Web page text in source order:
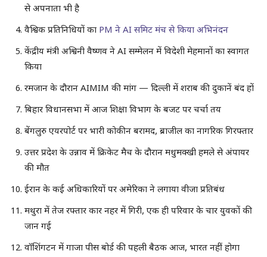
से अपनाता भी है
वैश्विक प्रतिनिधियों का PM ने AI समिट मंच से किया अभिनंदन
केंद्रीय मंत्री अश्विनी वैष्णव ने AI सम्मेलन में विदेशी मेहमानों का स्वागत
किया
रमजान के दौरान AIMIM की मांग — दिल्ली में शराब की दुकानें बंद हों
बिहार विधानसभा में आज शिक्षा विभाग के बजट पर चर्चा तय
बेंगलुरु एयरपोर्ट पर भारी कोकीन बरामद, ब्राजील का नागरिक गिरफ्तार
उत्तर प्रदेश के उन्नाव में क्रिकेट मैच के दौरान मधुमक्खी हमले से अंपायर
की मौत
ईरान के कई अधिकारियों पर अमेरिका ने लगाया वीजा प्रतिबंध
मथुरा में तेज रफ्तार कार नहर में गिरी, एक ही परिवार के चार युवकों की
जान गई
वॉशिंगटन में गाजा पीस बोर्ड की पहली बैठक आज, भारत नहीं होगा